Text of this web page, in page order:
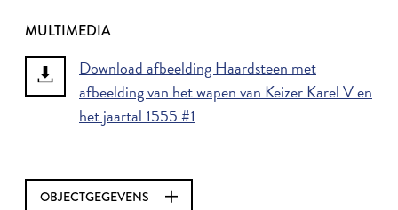
MULTIMEDIA
Download afbeelding Haardsteen met
afbeelding van het wapen van Keizer Karel V en
het jaartal 1555 #1
OBJECTGEGEVENS